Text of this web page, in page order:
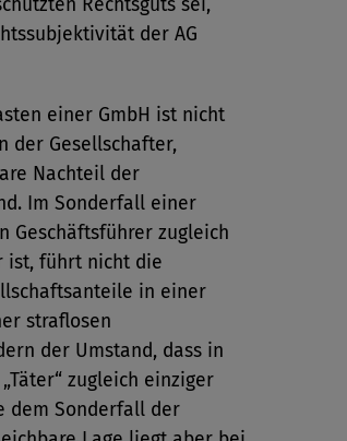
Rechtsguts sei,
der AG
einer GmbH ist nicht
der Gesellschafter,
Nachteil der
Im Sonderfall einer
Geschäftsführer zugleich
ist, führt nicht die
in einer
straflosen
der Umstand, dass in
zugleich einziger
dem Sonderfall der